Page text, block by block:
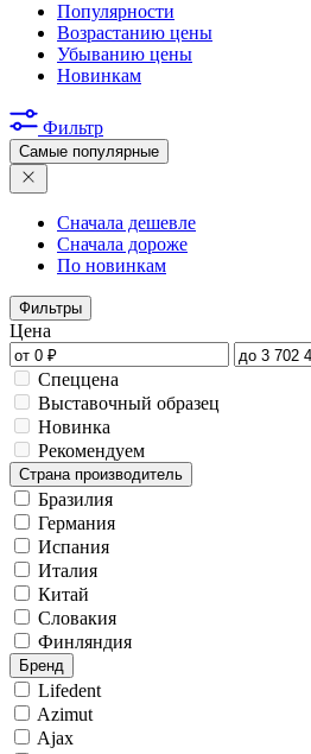
Популярности
Возрастанию цены
Убыванию цены
Новинкам
Фильтр
Самые популярные
Сначала дешевле
Сначала дороже
По новинкам
Фильтры
Цена
Спеццена
Выставочный образец
Новинка
Рекомендуем
Страна производитель
Бразилия
Германия
Испания
Италия
Китай
Словакия
Финляндия
Бренд
Lifedent
Azimut
Ajax